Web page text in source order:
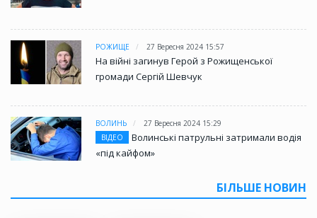
РОЖИЩЕ 27 Вересня 2024 15:57
На війні загинув Герой з Рожищенської
громади Сергій Шевчук
ВОЛИНЬ
27 Вересня 2024 15:29
ВІДЕО
Волинські патрульні затримали водія
«під кайфом»
БІЛЬШЕ НОВИН